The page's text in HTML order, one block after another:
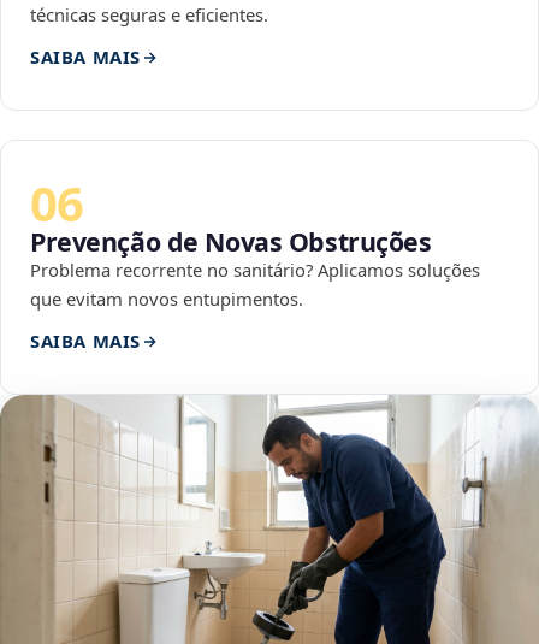
técnicas seguras e eficientes.
SAIBA MAIS
06
Prevenção de Novas Obstruções
Problema recorrente no sanitário? Aplicamos soluções
que evitam novos entupimentos.
SAIBA MAIS